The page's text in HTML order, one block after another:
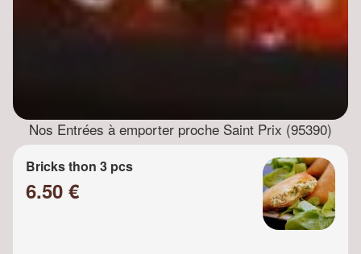
Nos Entrées à emporter proche Saint Prix (95390)
Bricks thon 3 pcs
6.50 €